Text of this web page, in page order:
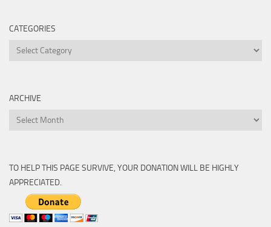
CATEGORIES
Categories
ARCHIVE
Archive
TO HELP THIS PAGE SURVIVE, YOUR DONATION WILL BE HIGHLY
APPRECIATED.